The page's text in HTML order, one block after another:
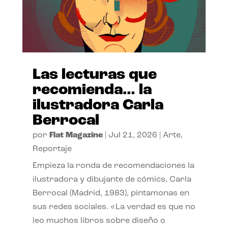
Las lecturas que
recomienda… la
ilustradora Carla
Berrocal
por Flat Magazine| Jul 21, 2026 Arte,
Reportaje
Empieza la ronda de recomendaciones la
ilustradora y dibujante de cómics, Carla
Berrocal (Madrid, 1983), pintamonas en
sus redes sociales. «La verdad es que no
leo muchos libros sobre diseño o